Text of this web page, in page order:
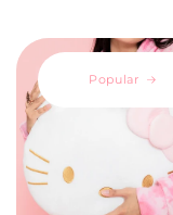
Popular